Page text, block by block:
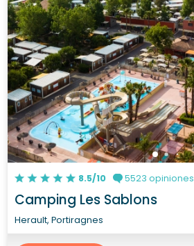
8.5/10 5523 opiniones
Camping Les Sablons
Herault, Portiragnes